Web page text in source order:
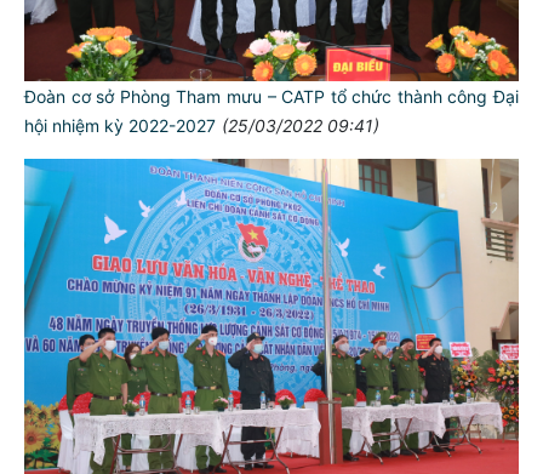
Đoàn cơ sở Phòng Tham mưu – CATP tổ chức thành công Đại
hội nhiệm kỳ 2022-2027 (25/03/2022 09:41)